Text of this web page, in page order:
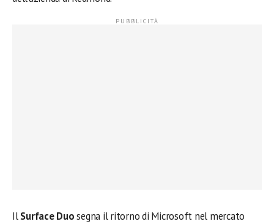
IlSurface Duosegna il ritorno di Microsoft nel mercato